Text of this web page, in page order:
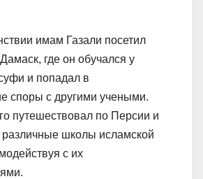
имам Газали посетил
где он обучался у
и попадал в
споры с другими учеными.
путешествовал по Персии и
различные школы исламской
с их